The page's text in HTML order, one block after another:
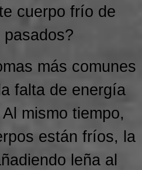
cuerpo frío de
más comunes
falta de energía
mismo tiempo,
están fríos, la
leña al